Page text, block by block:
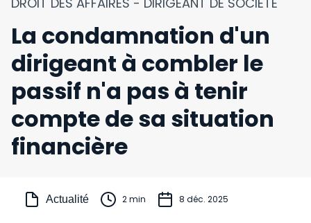
La condamnation d'un
dirigeant à combler le
passif n'a pas à tenir
compte de sa situation
financière
Actualité 2 min 8 déc. 2025